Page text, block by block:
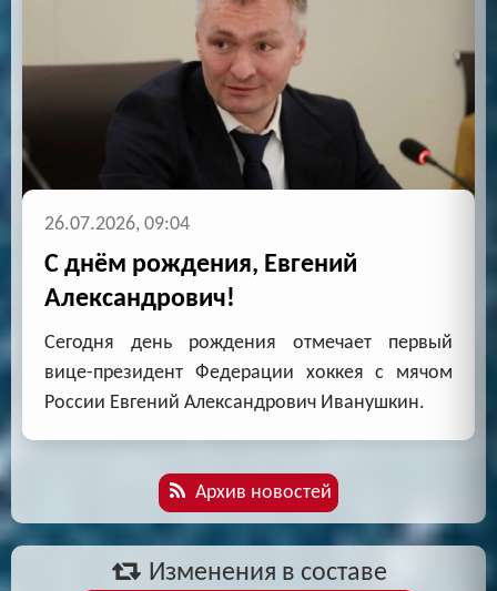
26.07.2026, 09:04
С днём рождения, Евгений
Александрович!
Сегодня день рождения отмечает первый
вице-президент Федерации хоккея с мячом
России Евгений Александрович Иванушкин.
Архив новостей
Изменения в составе